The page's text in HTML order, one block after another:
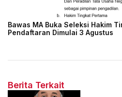
Bawas MA Buka Seleksi Hakim
Pendaftaran Dimulai 3 Agustus
Berita Terkait